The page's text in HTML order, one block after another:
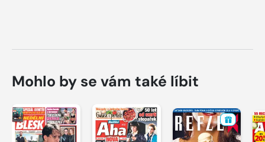
Mohlo by se vám také líbit